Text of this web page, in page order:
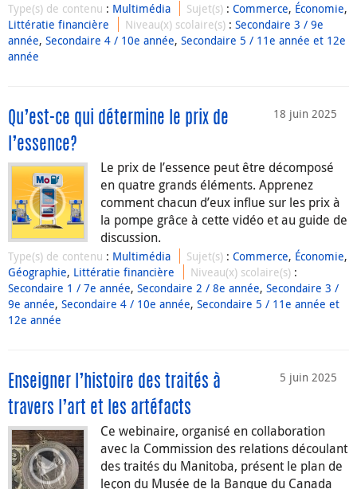
Type(s) de contenu : Multimédia Sujet(s) :Commerce, Économie,
Littératie financière
Niveau(x) scolaire(s) :Secondaire 3 / 9e
année, Secondaire 4 / 10e année, Secondaire 5 / 11e année et 12e
année
18 juin 2025
Qu’est-ce qui détermine le prix de
l’essence?
Le prix de l’essence peut être décomposé
en quatre grands éléments. Apprenez
comment chacun d’eux influe sur les prix à
la pompe grâce à cette vidéo et au guide de
discussion.
Type(s) de contenu : Multimédia Sujet(s) :Commerce, Économie,
Géographie, Littératie financière Niveau(x) scolaire(s) :
Secondaire 1 / 7e année, Secondaire 2 / 8e année, Secondaire 3 /
9e année, Secondaire 4 / 10e année, Secondaire 5 / 11e année et
12e année
5 juin 2025
Enseigner l’histoire des traités à
travers l’art et les artéfacts
Ce webinaire, organisé en collaboration
avec la Commission des relations découlant
des traités du Manitoba, présent le plan de
leçon du Musée de la Banque du Canada